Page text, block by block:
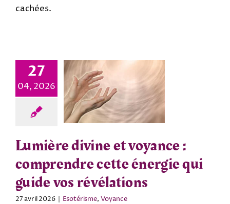
cachées.
27
04, 2026
Lumière divine et voyance :
comprendre cette énergie qui
guide vos révélations
27 avril 2026 | Esotérisme, Voyance